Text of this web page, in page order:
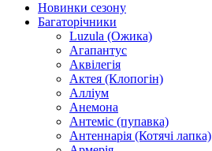
Новинки сезону
Багаторічники
Luzula (Ожика)
Агапантус
Аквілегія
Актея (Клопогін)
Алліум
Анемона
Антеміс (пупавка)
Антеннарія (Котячі лапка)